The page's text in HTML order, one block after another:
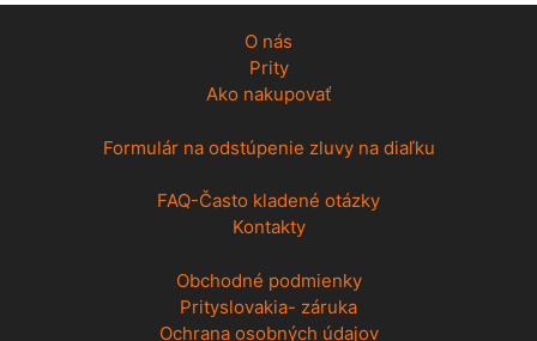
O nás
Prity
Ako nakupovať
Formulár na odstúpenie zluvy na diaľku
FAQ-Často kladené otázky
Kontakty
Obchodné podmienky
Prityslovakia- záruka
Ochrana osobných údajov